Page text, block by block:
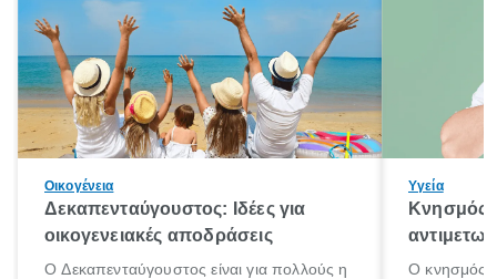
Οικογένεια
Δεκαπενταύγουστος: Ιδέες για
οικογενειακές αποδράσεις
Ο Δεκαπενταύγουστος είναι για πολλούς η
Υγεία
Κνησμός:
Ο κνησμός